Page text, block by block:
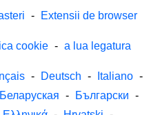
- Extensii de browser
cookie - a lua legatura
- Deutsch - Italiano -
Беларуская - Български -